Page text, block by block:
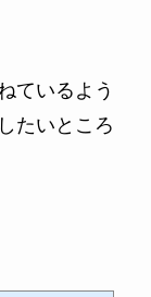
ているよう
たいところ